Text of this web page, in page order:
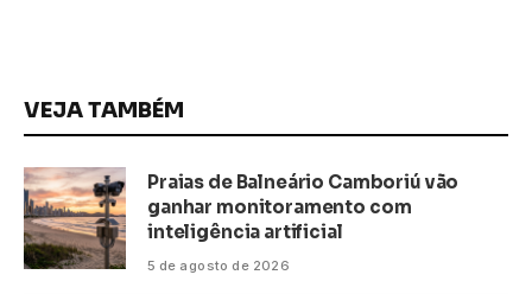
VEJA TAMBÉM
Praias de Balneário Camboriú vão
ganhar monitoramento com
inteligência artificial
5 de agosto de 2026